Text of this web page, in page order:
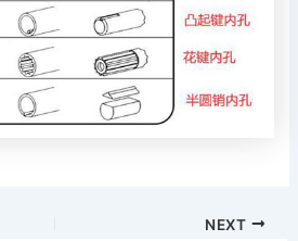
NEXT